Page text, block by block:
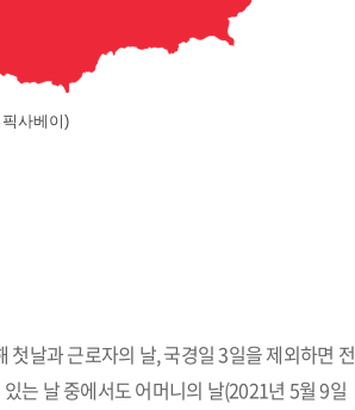
사베이)
날과 근로자의 날, 국경일 3일을 제외하면 전
는 날 중에서도 어머니의 날(2021년 5월 9일